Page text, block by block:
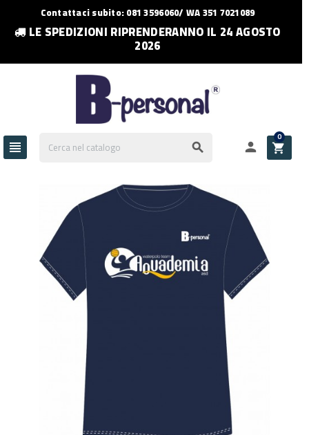
Contattaci subito: 081 3596060/ WA 351 7021089
LE SPEDIZIONI RIPRENDERANNO IL 24 AGOSTO
2026
   
0